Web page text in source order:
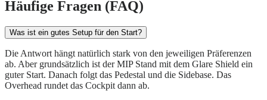
Häufige Fragen (FAQ)
Was ist ein gutes Setup für den Start?
Die Antwort hängt natürlich stark von den jeweiligen Präferenzen
ab. Aber grundsätzlich ist der MIP Stand mit dem Glare Shield ein
guter Start. Danach folgt das Pedestal und die Sidebase. Das
Overhead rundet das Cockpit dann ab.